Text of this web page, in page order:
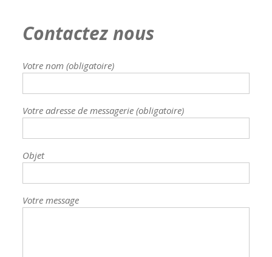
Contactez nous
Votre nom (obligatoire)
Votre adresse de messagerie (obligatoire)
Objet
Votre message